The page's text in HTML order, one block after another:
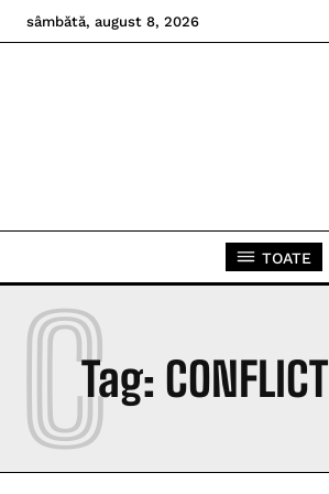
sâmbătă, august 8, 2026
TOATE
Tag: CONFLICT
C